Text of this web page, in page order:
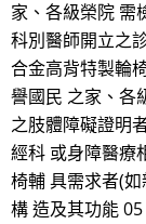
家、各級榮院 需
科別醫師開立之
合金高背特製輪
譽國民 之家、各
之肢體障礙證明
經科 或身障醫療
椅輔 具需求者(
構 造及其功能